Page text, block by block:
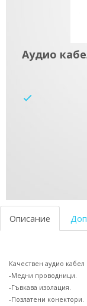
Аудио
Описание
Качествен аудио
-Медни проводници.
-Гъвкава изолация.
-Позлатени конектори.